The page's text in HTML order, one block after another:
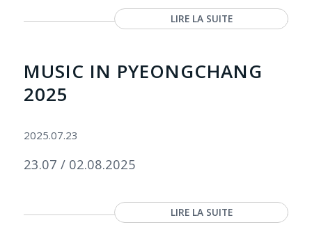
LIRE LA SUITE
MUSIC IN PYEONGCHANG
2025
2025.07.23
23.07 / 02.08.2025
LIRE LA SUITE